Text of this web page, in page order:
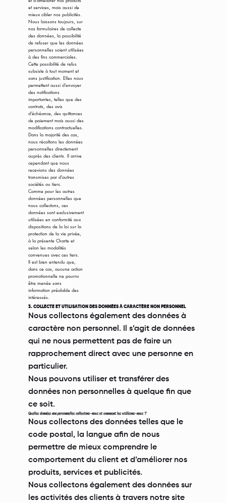
3. COLLECTE ET UTILISATION DES DONNÉES À CARACTÈRE NON PERSONNEL
Nous collectons également des données à
caractère non personnel. Il s’agit de données
qui ne nous permettent pas de faire un
rapprochement direct avec une personne en
particulier.
Nous pouvons utiliser et transférer des
données non personnelles à quelque fin que
ce soit.
Quelles données non personnelles collectons-nous et comment les utilisons-nous ?
Nous collectons des données telles que le
code postal, la langue afin de nous
permettre de mieux comprendre le
comportement du client et d’améliorer nos
produits, services et publicités.
Nous collectons également des données sur
les activités des clients à travers notre site
et services, mais aussi de
mieux cibler nos publicités.
Nous laissons toujours, sur
nos formulaires de collecte
des données, la possibilité
de refuser que les données
personnelles soient utilisées
à des fins commerciales.
Cette possibilité de refus
subsiste à tout moment et
sans justification. Elles nous
permettent aussi d’envoyer
des notifications
importantes, telles que des
contrats, des avis
d’échéance, des quittances
de paiement mais aussi des
modifications contractuelles.
Dans la majorité des cas,
nous récoltons les données
personnelles directement
auprès des clients. Il arrive
cependant que nous
recevions des données
transmises par d’autres
sociétés ou tiers.
Comme pour les autres
données personnelles que
nous collectons, ces
données sont exclusivement
utilisées en conformité aux
dispositions de la loi sur la
protection de la vie privée,
à la présente Charte et
selon les modalités
convenues avec ces tiers.
Il est bien entendu que,
dans ce cas, aucune action
promotionnelle ne pourra
être menée sans
information préalable des
intéressés.